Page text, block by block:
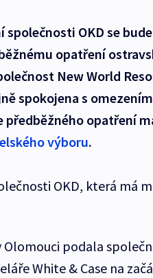
OKD se
opatření
New World
spokojena s
předběžného opatření
výboru.
OKD, která má
podala
White & Case na